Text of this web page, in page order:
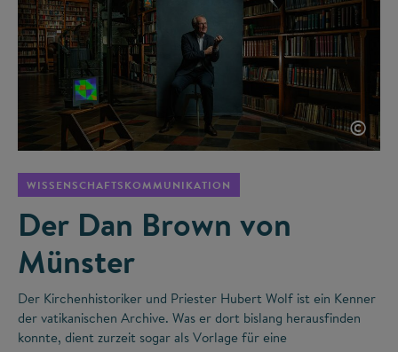
©
WISSENSCHAFTSKOMMUNIKATION
Der Dan Brown von
Münster
Der Kirchenhistoriker und Priester Hubert Wolf ist ein Kenner
der vatikanischen Archive. Was er dort bislang herausfinden
konnte, dient zurzeit sogar als Vorlage für eine